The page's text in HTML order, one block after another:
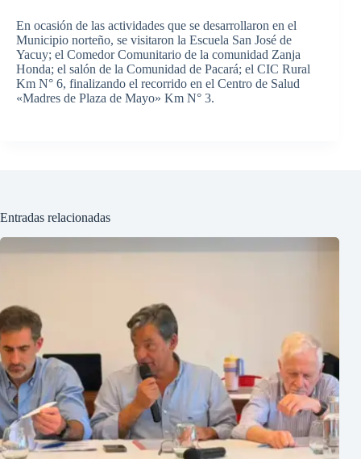
En ocasión de las actividades que se desarrollaron en el
Municipio norteño, se visitaron la Escuela San José de
Yacuy; el Comedor Comunitario de la comunidad Zanja
Honda; el salón de la Comunidad de Pacará; el CIC Rural
Km N° 6, finalizando el recorrido en el Centro de Salud
«Madres de Plaza de Mayo» Km N° 3.
Entradas relacionadas